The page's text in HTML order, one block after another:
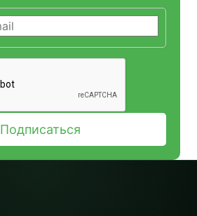
Подписаться